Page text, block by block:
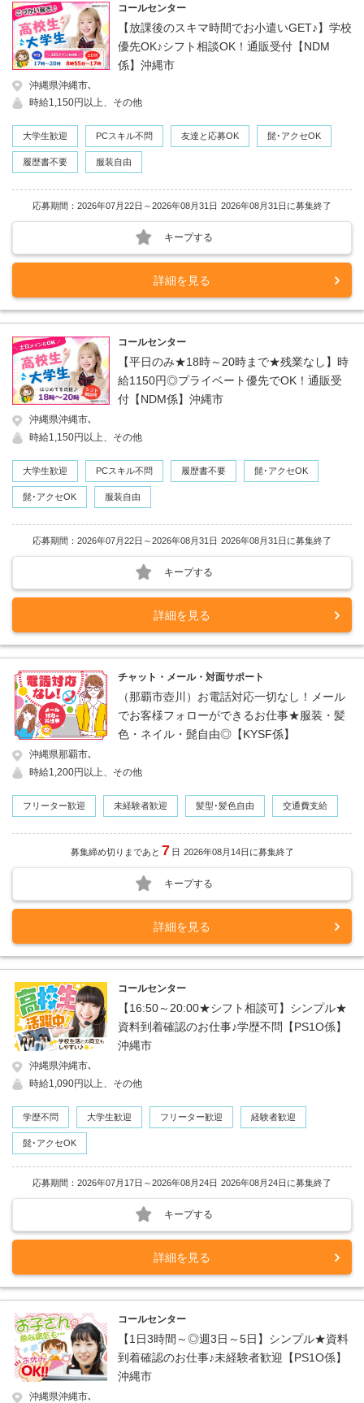
コールセンター
【放課後のスキマ時間でお小遣いGET♪】学校
優先OK♪シフト相談OK！通販受付【NDM
係】沖縄市
沖縄県沖縄市､
時給1,150円以上、その他
大学生歓迎 PCスキル不問 友達と応募OK 髭･アクセOK
履歴書不要 服装自由
応募期間：2026年07月22日～2026年08月31日 2026年08月31日に募集終了
キープする
詳細を見る
コールセンター
【平日のみ★18時～20時まで★残業なし】時
給1150円◎プライベート優先でOK！通販受
付【NDM係】沖縄市
沖縄県沖縄市､
時給1,150円以上、その他
大学生歓迎 PCスキル不問 履歴書不要 髭･アクセOK
髭･アクセOK 服装自由
応募期間：2026年07月22日～2026年08月31日 2026年08月31日に募集終了
キープする
詳細を見る
チャット・メール・対面サポート
（那覇市壺川）お電話対応一切なし！メール
でお客様フォローができるお仕事★服装・髪
色・ネイル・髭自由◎【KYSF係】
沖縄県那覇市､
時給1,200円以上、その他
フリーター歓迎 未経験者歓迎 髪型･髪色自由 交通費支給
募集締め切りまであと 7 日 2026年08月14日に募集終了
キープする
詳細を見る
コールセンター
【16:50～20:00★シフト相談可】シンプル★
資料到着確認のお仕事♪学歴不問【PS1O係】
沖縄市
沖縄県沖縄市､
時給1,090円以上、その他
学歴不問 大学生歓迎 フリーター歓迎 経験者歓迎
髭･アクセOK
応募期間：2026年07月17日～2026年08月24日 2026年08月24日に募集終了
キープする
詳細を見る
コールセンター
【1日3時間～◎週3日～5日】シンプル★資料
到着確認のお仕事♪未経験者歓迎【PS1O係】
沖縄市
沖縄県沖縄市､